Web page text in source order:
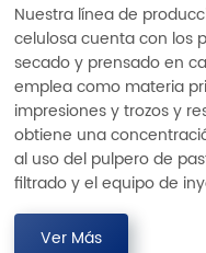
Nuestra línea de
celulosa cuenta con los
secado y prensado en
emplea como materia
impresiones y trozos y
obtiene una
al uso del pulpero de
filtrado y el equipo de
Ver Más